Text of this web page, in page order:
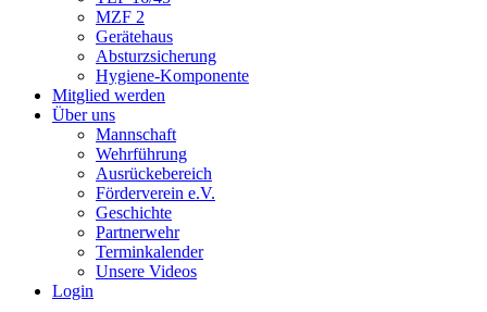
MZF 2
Gerätehaus
Absturzsicherung
Hygiene-Komponente
Mitglied werden
Über uns
Mannschaft
Wehrführung
Ausrückebereich
Förderverein e.V.
Geschichte
Partnerwehr
Terminkalender
Unsere Videos
Login